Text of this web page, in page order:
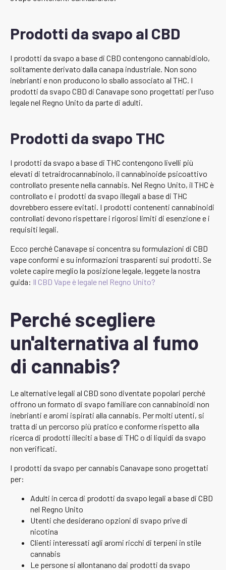
Prodotti da svapo al CBD
I prodotti da svapo a base di CBD contengono cannabidiolo,
solitamente derivato dalla canapa industriale. Non sono
inebrianti e non producono lo sballo associato al THC. I
prodotti da svapo CBD di Canavape sono progettati per l'uso
legale nel Regno Unito da parte di adulti.
Prodotti da svapo THC
I prodotti da svapo a base di THC contengono livelli più
elevati di tetraidrocannabinolo, il cannabinoide psicoattivo
controllato presente nella cannabis. Nel Regno Unito, il THC è
controllato e i prodotti da svapo illegali a base di THC
dovrebbero essere evitati. I prodotti contenenti cannabinoidi
controllati devono rispettare i rigorosi limiti di esenzione e i
requisiti legali.
Ecco perché Canavape si concentra su formulazioni di CBD
vape conformi e su informazioni trasparenti sui prodotti. Se
volete capire meglio la posizione legale, leggete la nostra
guida: Il CBD Vape è legale nel Regno Unito?
Perché scegliere
un'alternativa al fumo
di cannabis?
Le alternative legali al CBD sono diventate popolari perché
offrono un formato di svapo familiare con cannabinoidi non
inebrianti e aromi ispirati alla cannabis. Per molti utenti, si
tratta di un percorso più pratico e conforme rispetto alla
ricerca di prodotti illeciti a base di THC o di liquidi da svapo
non verificati.
I prodotti da svapo per cannabis Canavape sono progettati
per:
Adulti in cerca di prodotti da svapo legali a base di CBD
nel Regno Unito
Utenti che desiderano opzioni di svapo prive di
nicotina
Clienti interessati agli aromi ricchi di terpeni in stile
cannabis
Le persone si allontanano dai prodotti da svapo